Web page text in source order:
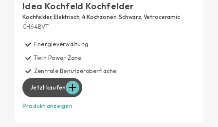
Idea Kochfeld Kochfelder
Kochfelder, Elektrisch, 4 Kochzonen, Schwarz, Vetroceramic
CH64BVT
Energieverwaltung
Twin Power Zone
Zentrale Benutzeroberfläche
Jetzt kaufen
Produkt anzeigen